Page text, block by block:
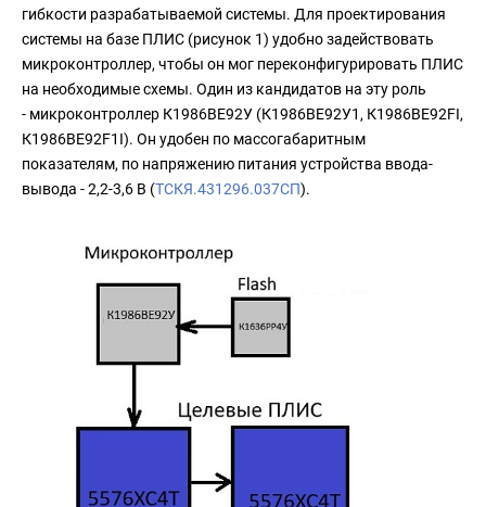
гибкости разрабатываемой системы. Для проектирования
системы на базе ПЛИС (рисунок 1) удобно задействовать
микроконтроллер, чтобы он мог переконфигурировать ПЛИС
на необходимые схемы. Один из кандидатов на эту роль
- микроконтроллер К1986ВЕ92У (К1986ВЕ92У1, К1986ВЕ92FI,
К1986ВЕ92F1I). Он удобен по массогабаритным
показателям, по напряжению питания устройства ввода-
вывода - 2,2-3,6 В (ТСКЯ.431296.037СП).